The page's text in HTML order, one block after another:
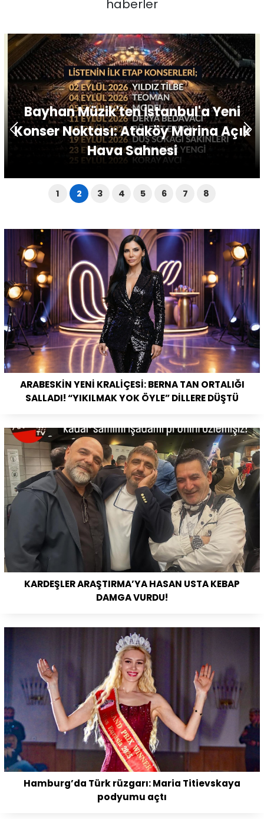
haberler
Bayhan Müzik'ten İstanbul'a Yeni
Konser Noktası: Ataköy Marina Açık
Hava Sahnesi
1 2 3 4 5 6 7 8
ARABESKİN YENİ KRALİÇESİ: BERNA TAN ORTALIĞI
SALLADI! “YIKILMAK YOK ÖYLE” DİLLERE DÜŞTÜ
KARDEŞLER ARAŞTIRMA’YA HASAN USTA KEBAP
DAMGA VURDU!
Hamburg’da Türk rüzgarı: Maria Titievskaya
podyumu açtı